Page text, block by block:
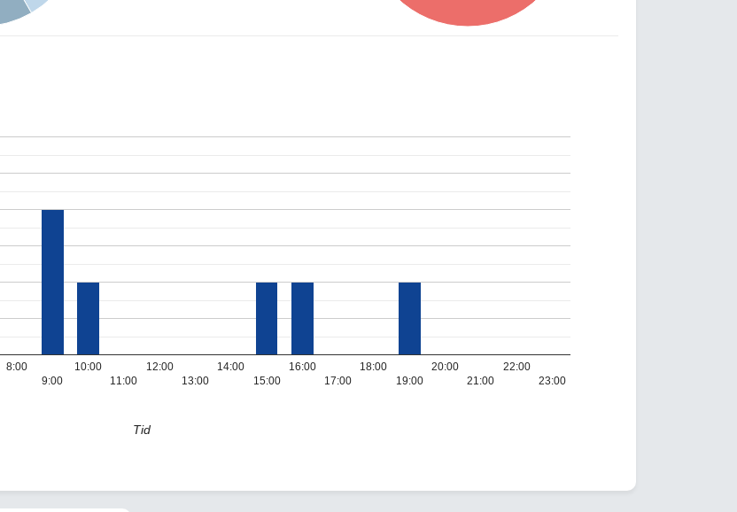
8:00
9:00
10:00
11:00
12:00
13:00
14:00
15:00
16:00
17:00
18:00
19:00
20:00
21:00
22:00
23:00
Tid